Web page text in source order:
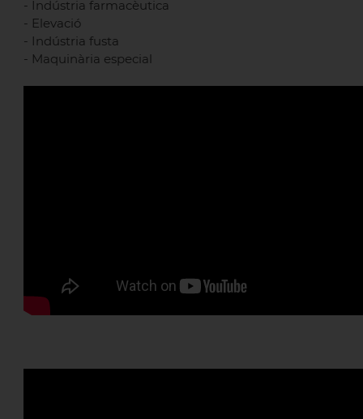
- Indústria farmacèutica
- Elevació
- Indústria fusta
- Maquinària especial